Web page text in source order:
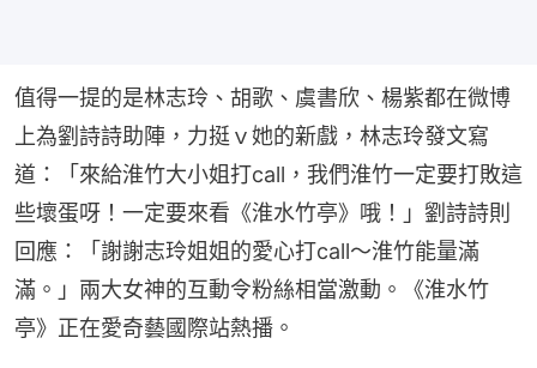
值得一提的是林志玲、胡歌、虞書欣、楊紫都在微博
上為劉詩詩助陣，力挺ｖ她的新戲，林志玲發文寫
道：「來給淮竹大小姐打call，我們淮竹一定要打敗這
些壞蛋呀！一定要來看《淮水竹亭》哦！」劉詩詩則
回應：「謝謝志玲姐姐的愛心打call～淮竹能量滿
滿。」兩大女神的互動令粉絲相當激動。《淮水竹
亭》正在愛奇藝國際站熱播。